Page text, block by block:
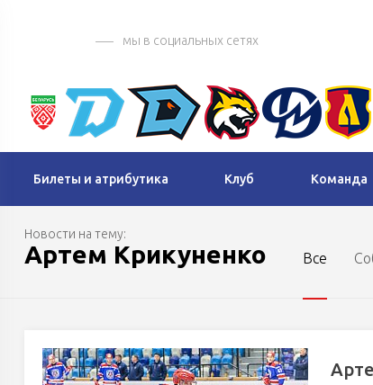
мы в социальных сетях
Билеты и атрибутика Клуб Команда
Артем Крикуненко
Новости на тему:
Все